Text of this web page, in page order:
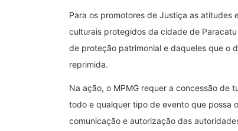
Para os promotores de Justiça as atitudes
culturais protegidos da cidade de
de proteção patrimonial e daqueles que o
reprimida.
Na ação, o MPMG requer a concessão de
todo e qualquer tipo de evento que possa
comunicação e autorização das